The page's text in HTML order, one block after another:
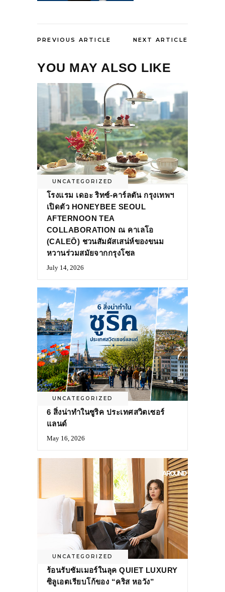
PREVIOUS ARTICLE NEXT ARTICLE
YOU MAY ALSO LIKE
UNCATEGORIZED
โรงแรม เดอะ ริทซ์-คาร์ลตัน กรุงเทพฯ
เปิดตัว HONEYBEE SEOUL
AFTERNOON TEA
COLLABORATION ณ คาเลโอ
(CALEŌ) ชวนสัมผัสเสน่ห์ของขนม
หวานร่วมสมัยจากกรุงโซล
July 14, 2026
UNCATEGORIZED
6 สิ่งน่าทำในซูริค ประเทศสวิตเซอร์
แลนด์
May 16, 2026
UNCATEGORIZED
ร้อนรับซัมเมอร์ในลุค QUIET LUXURY
ซิลูเอตเรียบโก้ของ “คริส หอวัง”